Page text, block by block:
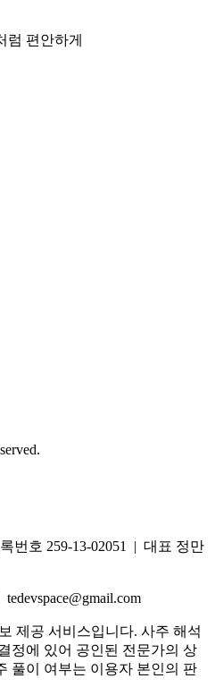
럼 편안하게
번호 259-13-02051 | 대표 정만
제공 서비스입니다. 사주 해석
정에 있어 공인된 전문가의 상
풀이 여부는 이용자 본인의 판